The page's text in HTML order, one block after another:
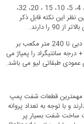
پمپ های عمودی طبقاتی لیو در سری های 1 ، 2، 3، 4، 5، 10، 15 ، 20، 32،
می شوند از این نظر این نکته قابل ذکر
را دارند.
این پمپ ها قابلیت تامین فشار تا 323 متر و تامین دبی تا 240 متر مکعب بر
ساعت را دارند و سیال با محدوده دمای 20- الی 120+ درجه سانتیگراد را پمپاژ می
عمودی طبقاتی لیو می باشد.
قطعات شفت پمپ
و با توجه به تعداد پروانه
ساخت شفت بسیار پر